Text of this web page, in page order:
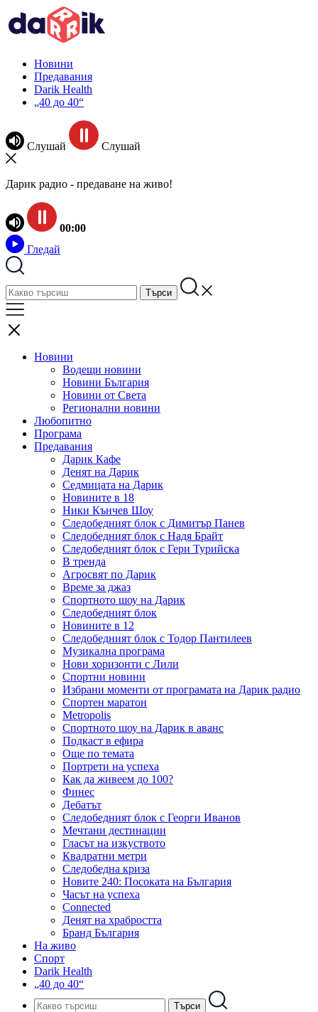
Новини
Предавания
Darik Health
„40 до 40“
Слушай Слушай
Дарик радио - предаване на живо!
00:00
Гледай
Новини
Водещи новини
Новини България
Новини от Света
Регионални новини
Любопитно
Програма
Предавания
Дарик Кафе
Денят на Дарик
Седмицата на Дарик
Новините в 18
Ники Кънчев Шоу
Следобедният блок с Димитър Панев
Следобедният блок с Надя Брайт
Следобедният блок с Гери Турийска
В тренда
Агросвят по Дарик
Време за джаз
Спортното шоу на Дарик
Следобедният блок
Новините в 12
Следобедният блок с Тодор Пантилеев
Музикална програма
Нови хоризонти с Лили
Спортни новини
Избрани моменти от програмата на Дарик радио
Спортен маратон
Metropolis
Спортното шоу на Дарик в аванс
Подкаст в ефира
Още по темата
Портрети на успеха
Как да живеем до 100?
Финес
Дебатът
Следобедният блок с Георги Иванов
Мечтани дестинации
Гласът на изкуството
Квадратни метри
Следобедна криза
Новите 240: Посоката на България
Часът на успеха
Connected
Денят на храбростта
Бранд България
На живо
Спорт
Darik Health
„40 до 40“